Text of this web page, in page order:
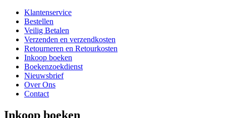
Klantenservice
Bestellen
Veilig Betalen
Verzenden en verzendkosten
Retourneren en Retourkosten
Inkoop boeken
Boekenzoekdienst
Nieuwsbrief
Over Ons
Contact
Inkoop boeken